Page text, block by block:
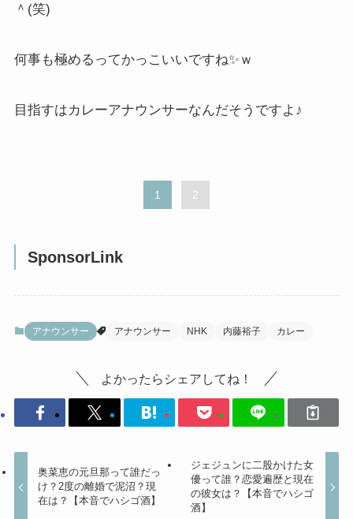
＾(笑)
何事も極めるってかっこいいですね✨ｗ
目指すはカレーアナウンサーなんだそうですよ♪
1 2
SponsorLink
アナウンサー アナウンサー NHK 内藤裕子 カレー
よかったらシェアしてね！
奥菜恵の元旦那って誰だっ
け？2度の離婚で泥沼？現
在は？【本音でハシゴ酒】
ジェジュンに二股かけた女
優って誰？恋愛遍歴と現在
の彼女は？【本音でハシゴ
酒】